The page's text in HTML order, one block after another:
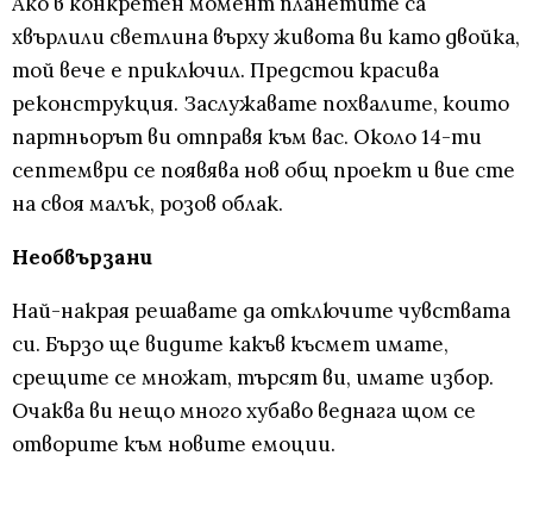
хвърлили светлина върху живота ви като двойка,
той вече е приключил. Предстои красива
реконструкция. Заслужавате похвалите, които
партньорът ви отправя към вас. Около 14-ти
септември се появява нов общ проект и вие сте
на своя малък, розов облак.
Необвързани
Най-накрая решавате да отключите чувствата
си. Бързо ще видите какъв късмет имате,
срещите се множат, търсят ви, имате избор.
Очаква ви нещо много хубаво веднага щом се
отворите към новите емоции.